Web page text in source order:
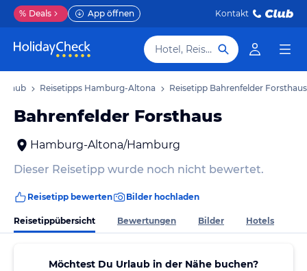
% Deals App öffnen Kontakt
Hotel, Reiseziel
Reisetipps Hamburg-Altona Reisetipp Bahrenfelder Forsthaus
Bahrenfelder Forsthaus
Hamburg-Altona/Hamburg
Dieser Reisetipp wurde noch nicht bewertet.
Reisetipp bewerten Bilder hochladen
Reisetippübersicht Bewertungen Bilder Hotels
Möchtest Du Urlaub in der Nähe buchen?